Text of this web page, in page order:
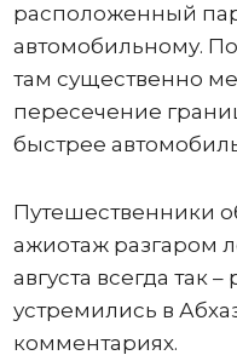
расположенный
автомобильному.
там существенно
пересечение
быстрее
Путешественники
ажиотаж разгаром
августа всегда так
устремились в
комментариях.